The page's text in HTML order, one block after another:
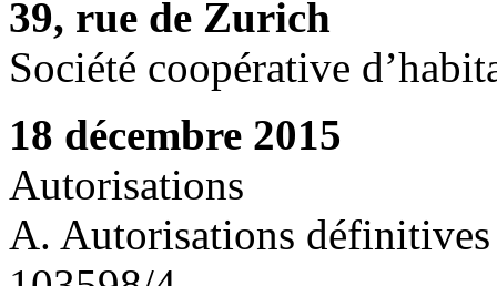
39, rue de Zurich
Société coopérative
18 décembre 2015
Autorisations
A. Autorisations définitives